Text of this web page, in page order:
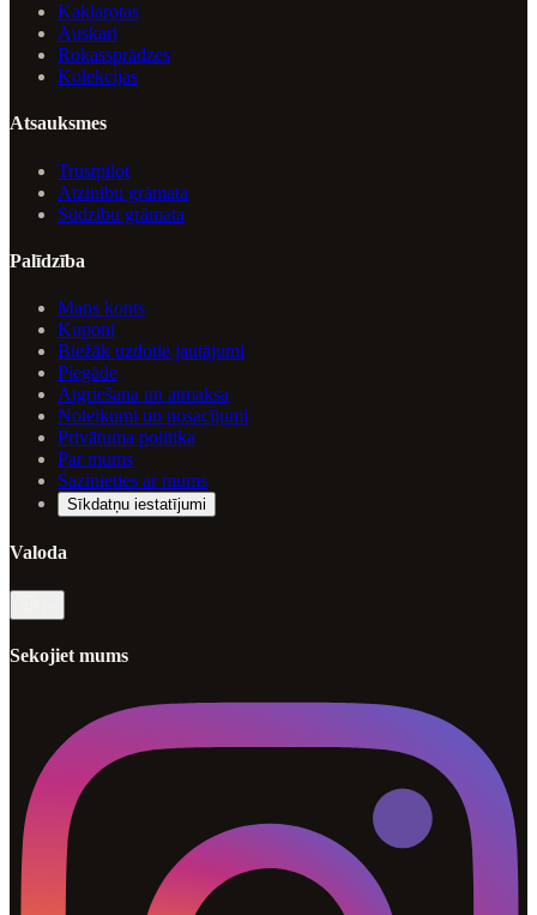
Kaklarotas
Auskari
Rokassprādzes
Kolekcijas
Atsauksmes
Trustpilot
Atzinību grāmata
Sūdzību grāmata
Palīdzība
Mans konts
Kuponi
Biežāk uzdotie jautājumi
Piegāde
Atgriešana un atmaksa
Noteikumi un nosacījumi
Privātuma politika
Par mums
Sazinieties ar mums
Sīkdatņu iestatījumi
Valoda
Sekojiet mums